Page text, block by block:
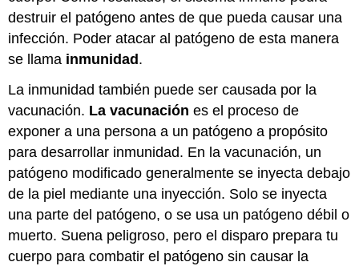
destruir el patógeno antes de que pueda causar una
infección. Poder atacar al patógeno de esta manera
se llama inmunidad.
La inmunidad también puede ser causada por la
vacunación. La vacunación es el proceso de
exponer a una persona a un patógeno a propósito
para desarrollar inmunidad. En la vacunación, un
patógeno modificado generalmente se inyecta debajo
de la piel mediante una inyección. Solo se inyecta
una parte del patógeno, o se usa un patógeno débil o
muerto. Suena peligroso, pero el disparo prepara tu
cuerpo para combatir el patógeno sin causar la